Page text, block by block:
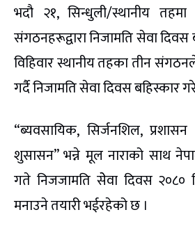
भदौ २१, सिन्धुली/स्थानीय तहमा
संगठनहरूद्वारा निजामति सेवा
विहिवार स्थानीय तहका तीन
गर्दै निजामति सेवा दिवस बहिस्कार
“ब्यवसायिक, सिर्जनशिल,
शुसासन” भन्ने मूल नाराको साथ
गते निजजामति सेेवा दिवस २०८०
मनाउने तयारी भईरहेको छ ।